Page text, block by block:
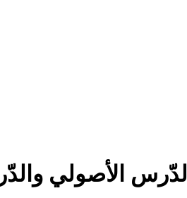
الدّرس الأصولي